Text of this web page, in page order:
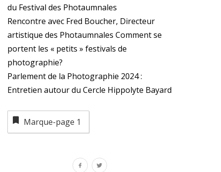
du Festival des Photaumnales
Rencontre avec Fred Boucher, Directeur
artistique des Photaumnales Comment se
portent les « petits » festivals de
photographie?
Parlement de la Photographie 2024 :
Entretien autour du Cercle Hippolyte Bayard
Marque-page 1